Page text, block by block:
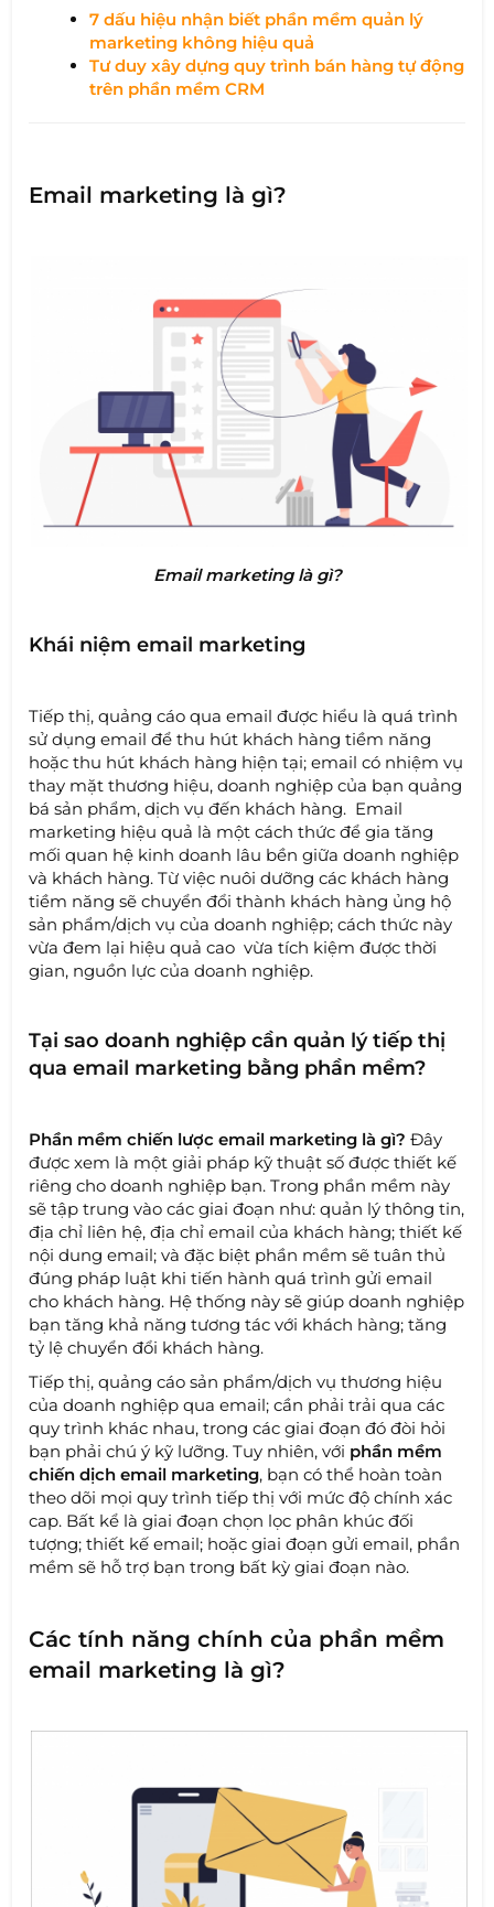
7 dấu hiệu nhận biết phần mềm quản lý
marketing không hiệu quả
Tư duy xây dựng quy trình bán hàng tự động
trên phần mềm CRM
Email marketing là gì?
Email marketing là gì?
Khái niệm email marketing
Tiếp thị, quảng cáo qua email được hiểu là quá trình
sử dụng email để thu hút khách hàng tiềm năng
hoặc thu hút khách hàng hiện tại; email có nhiệm vụ
thay mặt thương hiệu, doanh nghiệp của bạn quảng
bá sản phẩm, dịch vụ đến khách hàng. Email
marketing hiệu quả là một cách thức để gia tăng
mối quan hệ kinh doanh lâu bền giữa doanh nghiệp
và khách hàng. Từ việc nuôi dưỡng các khách hàng
tiềm năng sẽ chuyển đổi thành khách hàng ủng hộ
sản phẩm/dịch vụ của doanh nghiệp; cách thức này
vừa đem lại hiệu quả cao vừa tích kiệm được thời
gian, nguồn lực của doanh nghiệp.
Tại sao doanh nghiệp cần quản lý tiếp thị
qua email marketing bằng phần mềm?
Phần mềm chiến lược email marketing là gì? Đây
được xem là một giải pháp kỹ thuật số được thiết kế
riêng cho doanh nghiệp bạn. Trong phần mềm này
sẽ tập trung vào các giai đoạn như: quản lý thông tin,
địa chỉ liên hệ, địa chỉ email của khách hàng; thiết kế
nội dung email; và đặc biệt phần mềm sẽ tuân thủ
đúng pháp luật khi tiến hành quá trình gửi email
cho khách hàng. Hệ thống này sẽ giúp doanh nghiệp
bạn tăng khả năng tương tác với khách hàng; tăng
tỷ lệ chuyển đổi khách hàng.
Tiếp thị, quảng cáo sản phẩm/dịch vụ thương hiệu
của doanh nghiệp qua email; cần phải trải qua các
quy trình khác nhau, trong các giai đoạn đó đòi hỏi
bạn phải chú ý kỹ lưỡng. Tuy nhiên, với phần mềm
chiến dịch email marketing, bạn có thể hoàn toàn
theo dõi mọi quy trình tiếp thị với mức độ chính xác
cap. Bất kể là giai đoạn chọn lọc phân khúc đối
tượng; thiết kế email; hoặc giai đoạn gửi email, phần
mềm sẽ hỗ trợ bạn trong bất kỳ giai đoạn nào.
Các tính năng chính của phần mềm
email marketing là gì?